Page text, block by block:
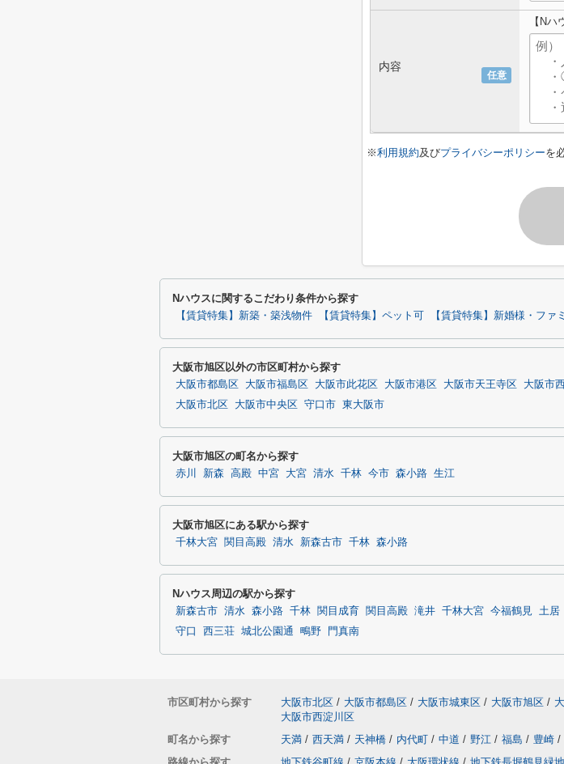
任意
内容
【Nハ
※利用規約及びプライバシーポリシーを
Nハウスに関するこだわり条件から探す
【賃貸特集】新築・築浅物件 【賃貸特集】ペット可 【賃貸特集】新婚様・ファ
大阪市旭区以外の市区町村から探す
大阪市都島区 大阪市福島区 大阪市此花区 大阪市港区 大阪市天王寺区 大阪市
大阪市北区
大阪市中央区 守口市 東大阪市
大阪市旭区の町名から探す
赤川 新森 高殿 中宮 大宮 清水 千林 今市 森小路 生江
大阪市旭区にある駅から探す
千林大宮 関目高殿 清水 新森古市 千林 森小路
Nハウス周辺の駅から探す
新森古市 清水 森小路 千林 関目成育 関目高殿 滝井 千林大宮 今福鶴見 土居
守口
西三荘 城北公園通 鴫野 門真南
市区町村から探す 大阪市北区 / 大阪市都島区 / 大阪市城東区 / 大阪市旭区 /
大阪市西淀川区
町名から探す
天満 / 西天満 / 天神橋 / 内代町 / 中道 / 野江 / 福島 / 豊崎 /